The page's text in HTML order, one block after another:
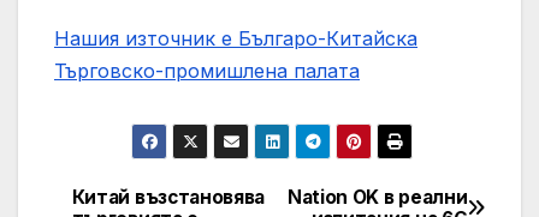
Нашия източник е Българо-Китайска
Търговско-промишлена палaта
Nation OK в реални
Китай възстановява